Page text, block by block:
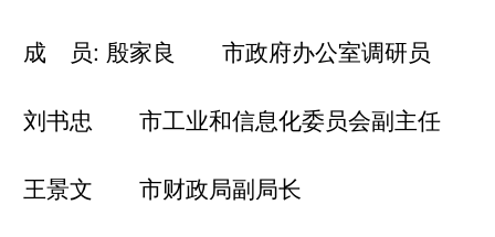
成 员: 殷家良 市政府办公室调研员
刘书忠 市工业和信息化委员会副主任
王景文 市财政局副局长